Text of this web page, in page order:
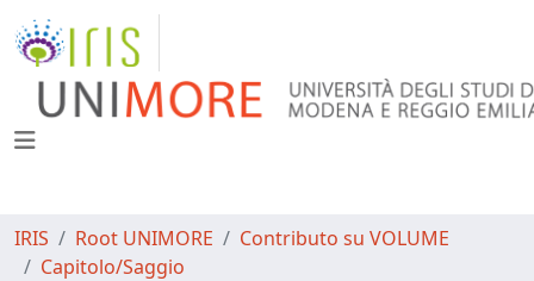
IRIS Root UNIMORE
Contributo su VOLUME
Capitolo/Saggio